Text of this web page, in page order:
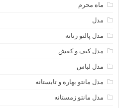
ماه محرم
مدل
مدل پالتو زنانه
مدل کیف و کفش
مدل لباس
مدل مانتو بهاره و تابستانه
مدل مانتو زمستانه